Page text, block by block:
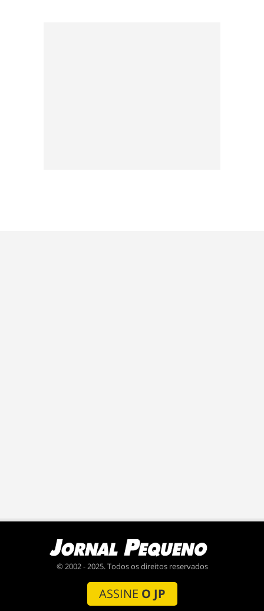
© 2002 - 2025. Todos os direitos reservados
ASSINE O JP